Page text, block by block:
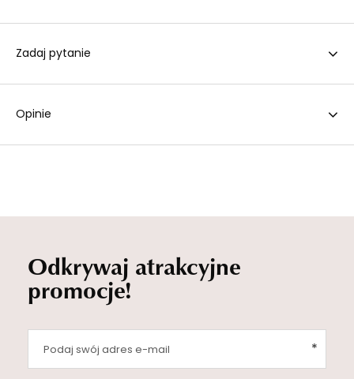
Zadaj pytanie
Opinie
Odkrywaj atrakcyjne
promocje!
Podaj swój adres e-mail